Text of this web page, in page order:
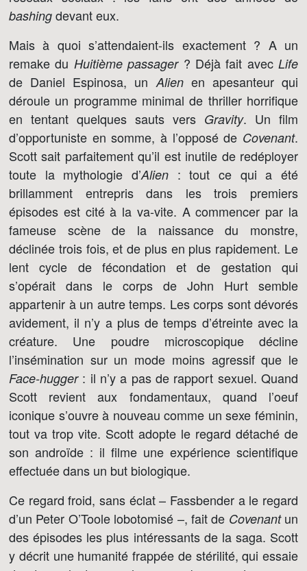
bashing devant eux.
Mais à quoi s’attendaient-ils exactement ? A un
remake du Huitième passager? Déjà fait avec Life
de Daniel Espinosa, un Alienen apesanteur qui
déroule un programme minimal de thriller horrifique
en tentant quelques sauts vers Gravity. Un film
d’opportuniste en somme, à l’opposé de Covenant.
Scott sait parfaitement qu’il est inutile de redéployer
toute la mythologie d’Alien : tout ce qui a été
brillamment entrepris dans les trois premiers
épisodes est cité à la va-vite. A commencer par la
fameuse scène de la naissance du monstre,
déclinée trois fois, et de plus en plus rapidement. Le
lent cycle de fécondation et de gestation qui
s’opérait dans le corps de John Hurt semble
appartenir à un autre temps. Les corps sont dévorés
avidement, il n’y a plus de temps d’étreinte avec la
créature. Une poudre microscopique décline
l’insémination sur un mode moins agressif que le
Face-hugger: il n’y a pas de rapport sexuel. Quand
Scott revient aux fondamentaux, quand l’oeuf
iconique s’ouvre à nouveau comme un sexe féminin,
tout va trop vite. Scott adopte le regard détaché de
son androïde : il filme une expérience scientifique
effectuée dans un but biologique.
Ce regard froid, sans éclat – Fassbender a le regard
d’un Peter O’Toole lobotomisé –, fait de Covenantun
des épisodes les plus intéressants de la saga. Scott
y décrit une humanité frappée de stérilité, qui essaie